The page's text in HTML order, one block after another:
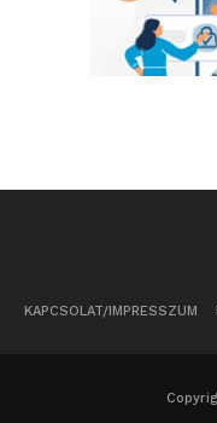
KAPCSOLAT/IMPRESSZUM